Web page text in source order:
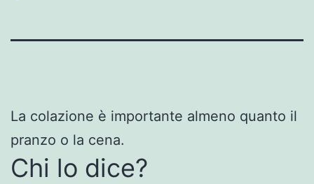
La colazione è importante almeno quanto il
pranzo o la cena.
Chi lo dice?